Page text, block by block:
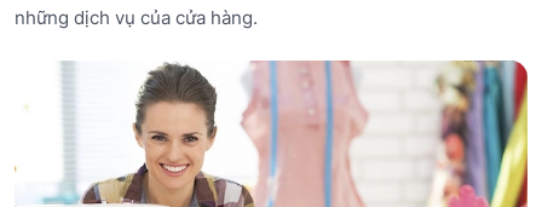
những dịch vụ của cửa hàng.